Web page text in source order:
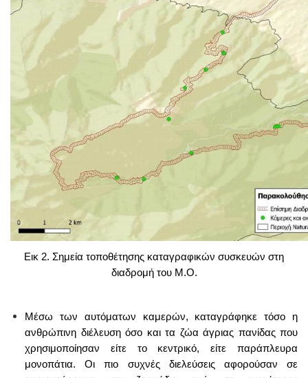
Εικ 2. Σημεία τοποθέτησης καταγραφικών συσκευών στη
διαδρομή του Μ.Ο.
Μέσω των αυτόματων καμερών, καταγράφηκε τόσο η
ανθρώπινη διέλευση όσο και τα ζώα άγριας πανίδας που
χρησιμοποίησαν είτε το κεντρικό, είτε παράπλευρα
μονοπάτια. Οι πιο συχνές διελεύσεις αφορούσαν σε